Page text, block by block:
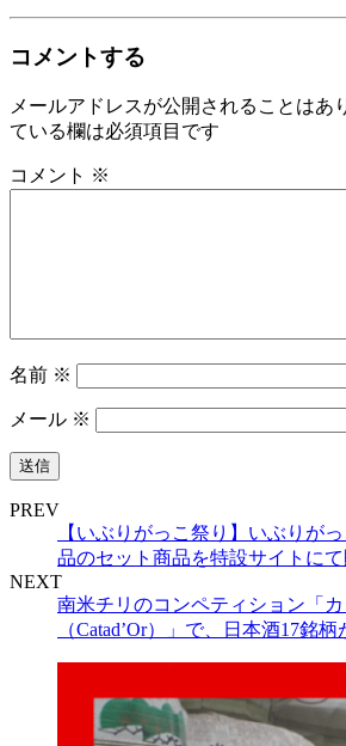
コメントする
メールアドレスが公開されることはあ
ている欄は必須項目です
コメント ※
名前 ※
メール ※
PREV
【いぶりがっこ祭り】いぶりが
品のセット商品を特設サイトにて
NEXT
南米チリのコンペティション「
（Catad’Or）」で、日本酒17銘柄